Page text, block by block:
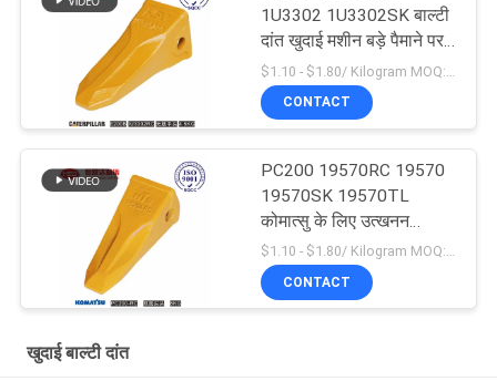
1U3302 1U3302SK बाल्टी
दांत खुदाई मशीन बड़े पैमाने पर
उत्पादन
CONTACT
PC200 19570RC 19570
19570SK 19570TL
कोमात्सु के लिए उत्खनन
उपकरण टिकाऊ बाल्टी दांत
$1.10 - $1.80/ Kilogram MOQ:100 किलोग्राम/किलोग्राम
CONTACT
खुदाई बाल्टी दांत